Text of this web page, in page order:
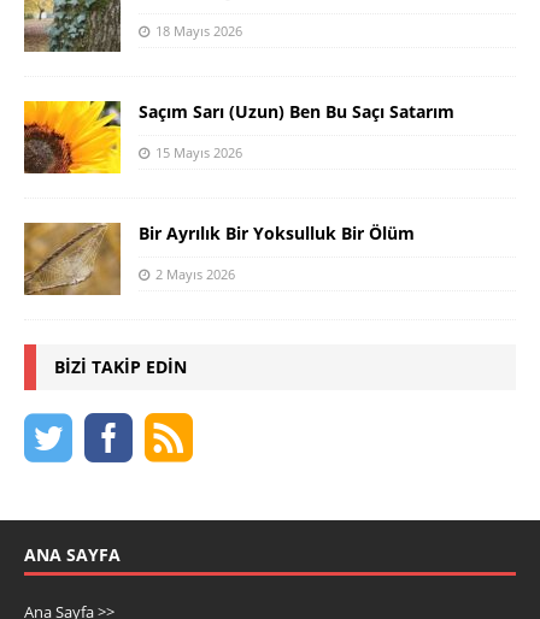
18 Mayıs 2026
Saçım Sarı (Uzun) Ben Bu Saçı Satarım
15 Mayıs 2026
Bir Ayrılık Bir Yoksulluk Bir Ölüm
2 Mayıs 2026
BIZI TAKIP EDIN
ANA SAYFA
Ana Sayfa >>